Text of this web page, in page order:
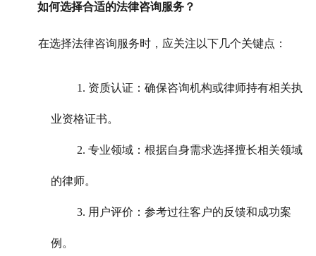
如何选择合适的法律咨询服务？
在选择法律咨询服务时，应关注以下几个关键点：
1. 资质认证：确保咨询机构或律师持有相关执
业资格证书。
2. 专业领域：根据自身需求选择擅长相关领域
的律师。
3. 用户评价：参考过往客户的反馈和成功案
例。